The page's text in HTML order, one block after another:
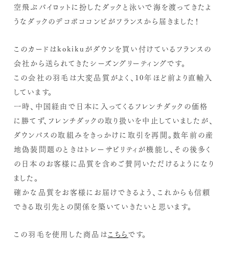
空飛ぶパイロットに扮したダックと泳いで海を渡ってきたよ
うなダックのデコボココンビがフランスから届きました！
このカードはkokikuがダウンを買い付けているフランスの
会社から送られてきたシーズングリーティングです。
この会社の羽毛は大変品質がよく、10年ほど前より直輸入
しています。
一時、中国経由で日本に入ってくるフレンチダックの価格
に勝てず、フレンチダックの取り扱いを中止していましたが、
ダウンパスの取組みをきっかけに取引を再開。数年前の産
地偽装問題のときはトレーサビリティが機能し、その後多く
の日本のお客様に品質を含めご賛同いただけるようになり
ました。
確かな品質をお客様にお届けできるよう、これからも信頼
できる取引先との関係を築いていきたいと思います。
この羽毛を使用した商品は こちら です。